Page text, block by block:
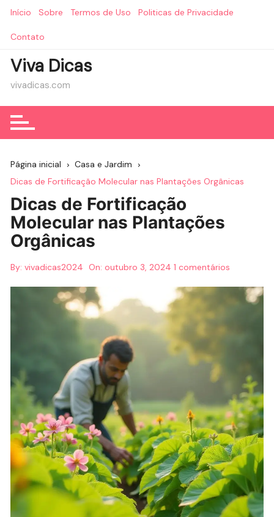
Início Sobre Termos de Uso Politicas de Privacidade
Contato
Viva Dicas
vivadicas.com
Página inicial
Casa e Jardim
Dicas de Fortificação Molecular nas Plantações Orgânicas
Dicas de Fortificação
Molecular nas Plantações
Orgânicas
By: vivadicas2024 On:outubro 3, 2024 1 comentários